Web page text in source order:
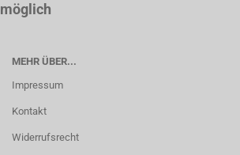
möglich
MEHR ÜBER...
Impressum
Kontakt
Widerrufsrecht